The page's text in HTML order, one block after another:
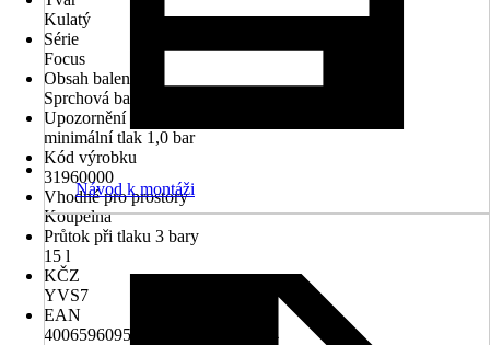
Kulatý
Série
Focus
Obsah balení
Sprchová baterie, Návod k montáži
Upozornění
minimální tlak 1,0 bar
Kód výrobku
31960000
Vhodné pro prostory
Koupelna
Průtok při tlaku 3 bary
15 l
KČZ
YVS7
EAN
4006596095969, 4011097591544
Návod k montáži